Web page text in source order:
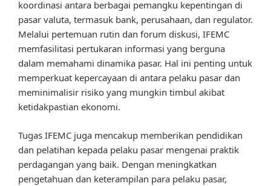
koordinasi antara berbagai pemangku kepentingan di
pasar valuta, termasuk bank, perusahaan, dan regulator.
Melalui pertemuan rutin dan forum diskusi, IFEMC
memfasilitasi pertukaran informasi yang berguna
dalam memahami dinamika pasar. Hal ini penting untuk
memperkuat kepercayaan di antara pelaku pasar dan
meminimalisir risiko yang mungkin timbul akibat
ketidakpastian ekonomi.
Tugas IFEMC juga mencakup memberikan pendidikan
dan pelatihan kepada pelaku pasar mengenai praktik
perdagangan yang baik. Dengan meningkatkan
pengetahuan dan keterampilan para pelaku pasar,